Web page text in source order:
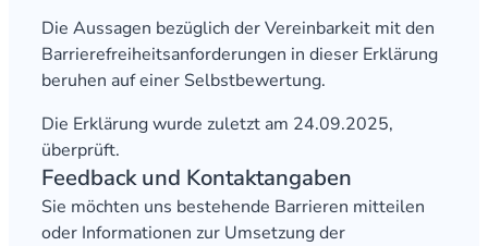
Die Aussagen bezüglich der Vereinbarkeit mit den
Barrierefreiheitsanforderungen in dieser Erklärung
beruhen auf einer Selbstbewertung.
Die Erklärung wurde zuletzt am 24.09.2025,
überprüft.
Feedback und Kontaktangaben
Sie möchten uns bestehende Barrieren mitteilen
oder Informationen zur Umsetzung der